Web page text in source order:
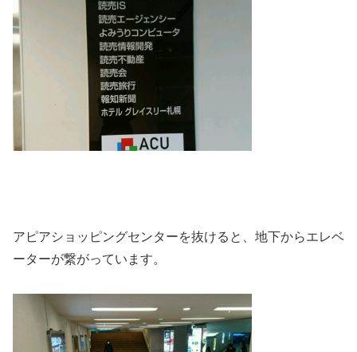
アピアショッピングセンターを抜けると、地下からエレベ
ーターが繋がっています。